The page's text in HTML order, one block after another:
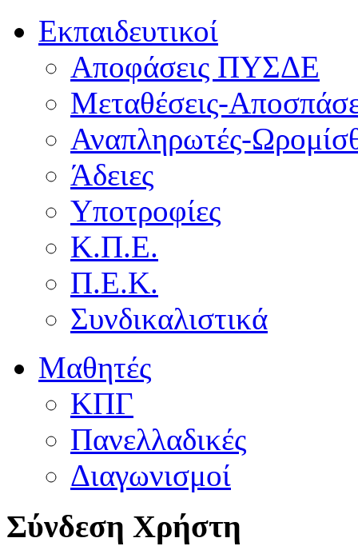
Εκπαιδευτικοί
Αποφάσεις ΠΥΣΔΕ
Μεταθέσεις-
Αναπληρωτές-
Άδειες
Υποτροφίες
Κ.Π.Ε.
Π.Ε.Κ.
Συνδικαλιστικά
Μαθητές
ΚΠΓ
Πανελλαδικές
Διαγωνισμοί
Σύνδεση Χρήστη